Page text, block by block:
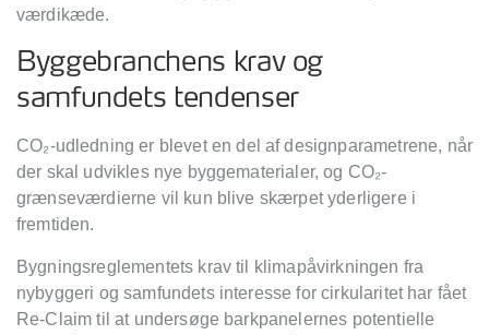
værdikæde.
Byggebranchens krav og
samfundets tendenser
CO₂-udledning er blevet en del af designparametrene, når
der skal udvikles nye byggematerialer, og CO₂-
grænseværdierne vil kun blive skærpet yderligere i
fremtiden.
Bygningsreglementets krav til klimapåvirkningen fra
nybyggeri og samfundets interesse for cirkularitet har fået
Re-Claim til at undersøge barkpanelernes potentielle